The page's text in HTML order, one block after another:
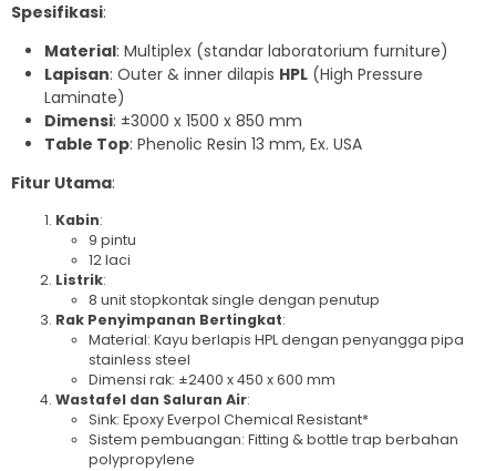
Spesifikasi:
Material: Multiplex (standar laboratorium furniture)
Lapisan: Outer & inner dilapis HPL (High Pressure
Laminate)
Dimensi: ±3000 x 1500 x 850 mm
Table Top: Phenolic Resin 13 mm, Ex. USA
Fitur Utama:
Kabin:
9 pintu
12 laci
Listrik:
8 unit stopkontak single dengan penutup
Rak Penyimpanan Bertingkat:
Material: Kayu berlapis HPL dengan penyangga pipa
stainless steel
Dimensi rak: ±2400 x 450 x 600 mm
Wastafel dan Saluran Air:
Sink: Epoxy Everpol Chemical Resistant*
Sistem pembuangan: Fitting & bottle trap berbahan
polypropylene